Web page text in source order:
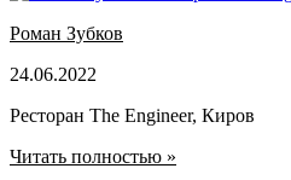
Роман Зубков
24.06.2022
Ресторан The Engineer, Киров
Читать полностью »